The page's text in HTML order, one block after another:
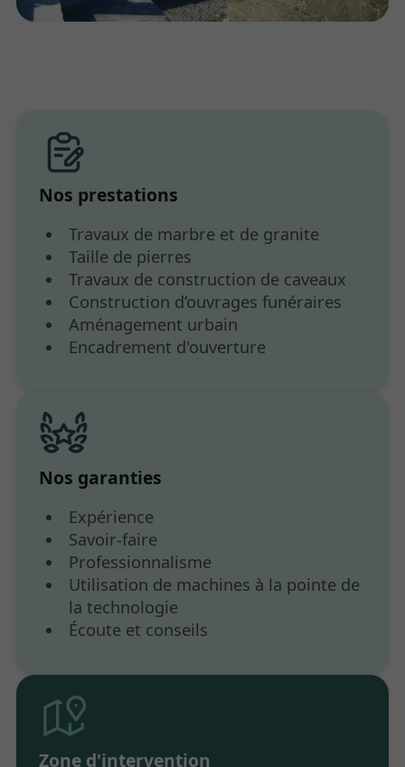
Nos prestations
Travaux de marbre et de granite
Taille de pierres
Travaux de construction de caveaux
Construction d’ouvrages funéraires
Aménagement urbain
Encadrement d'ouverture
Nos garanties
Expérience
Savoir-faire
Professionnalisme
Utilisation de machines à la pointe de
la technologie
Écoute et conseils
Zone d'intervention